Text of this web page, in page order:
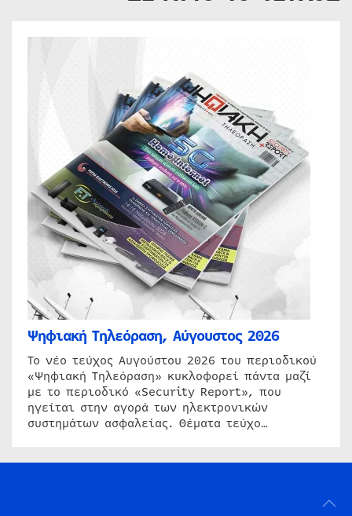
Ψηφιακή Τηλεόραση, Αύγουστος 2026
Το νέο τεύχος Αυγούστου 2026 του περιοδικού
«Ψηφιακή Τηλεόραση» κυκλοφορεί πάντα μαζί
με το περιοδικό «Security Report», που
ηγείται στην αγορά των ηλεκτρονικών
συστημάτων ασφαλείας. Θέματα τεύχο…